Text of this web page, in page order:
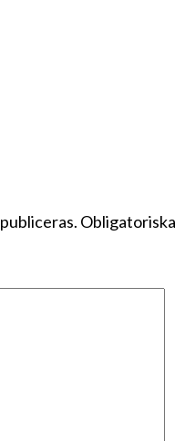
Obligatoriska